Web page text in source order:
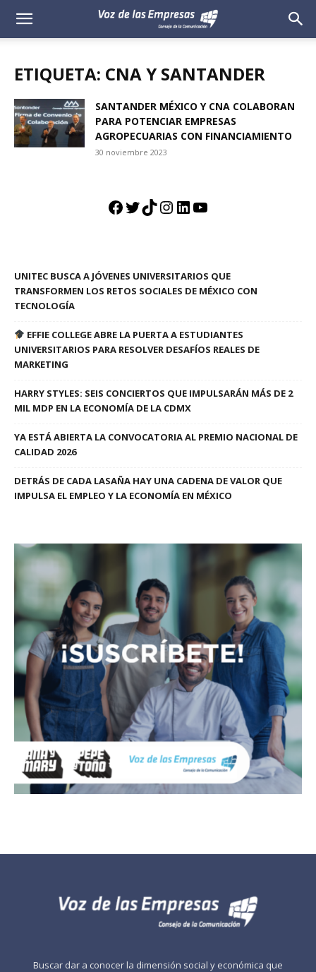
Voz
Empresas
ETIQUETA: CNA Y SANTANDER
SANTANDER MÉXICO Y CNA COLABORAN
PARA POTENCIAR EMPRESAS
AGROPECUARIAS CON FINANCIAMIENTO
30 noviembre 2023
Facebook
Twitter
TikTok
Instagram
LinkedIn
YouTube
UNITEC BUSCA A JÓVENES UNIVERSITARIOS QUE
TRANSFORMEN LOS RETOS SOCIALES DE MÉXICO CON
TECNOLOGÍA
EFFIE COLLEGE ABRE LA PUERTA A ESTUDIANTES
UNIVERSITARIOS PARA RESOLVER DESAFÍOS REALES DE
MARKETING
HARRY STYLES: SEIS CONCIERTOS QUE IMPULSARÁN MÁS DE 2
MIL MDP EN LA ECONOMÍA DE LA CDMX
YA ESTÁ ABIERTA LA CONVOCATORIA AL PREMIO NACIONAL DE
CALIDAD 2026
DETRÁS DE CADA LASAÑA HAY UNA CADENA DE VALOR QUE
IMPULSA EL EMPLEO Y LA ECONOMÍA EN MÉXICO
Buscar dar a conocer la dimensión social y económica que